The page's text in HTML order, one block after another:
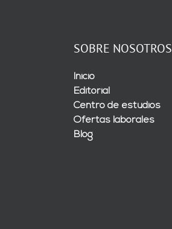
SOBRE NOSOTROS
Inicio
Editorial
Centro de estudios
Ofertas laborales
Blog